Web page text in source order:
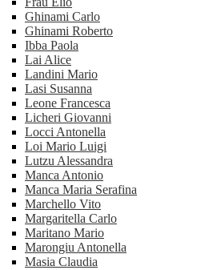
Ghinami Carlo
Ghinami Roberto
Ibba Paola
Lai Alice
Landini Mario
Lasi Susanna
Leone Francesca
Licheri Giovanni
Locci Antonella
Loi Mario Luigi
Lutzu Alessandra
Manca Antonio
Manca Maria Serafina
Marchello Vito
Margaritella Carlo
Maritano Mario
Marongiu Antonella
Masia Claudia